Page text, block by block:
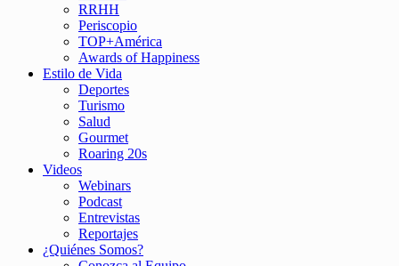
RRHH
Periscopio
TOP+América
Awards of Happiness
Estilo de Vida
Deportes
Turismo
Salud
Gourmet
Roaring 20s
Videos
Webinars
Podcast
Entrevistas
Reportajes
¿Quiénes Somos?